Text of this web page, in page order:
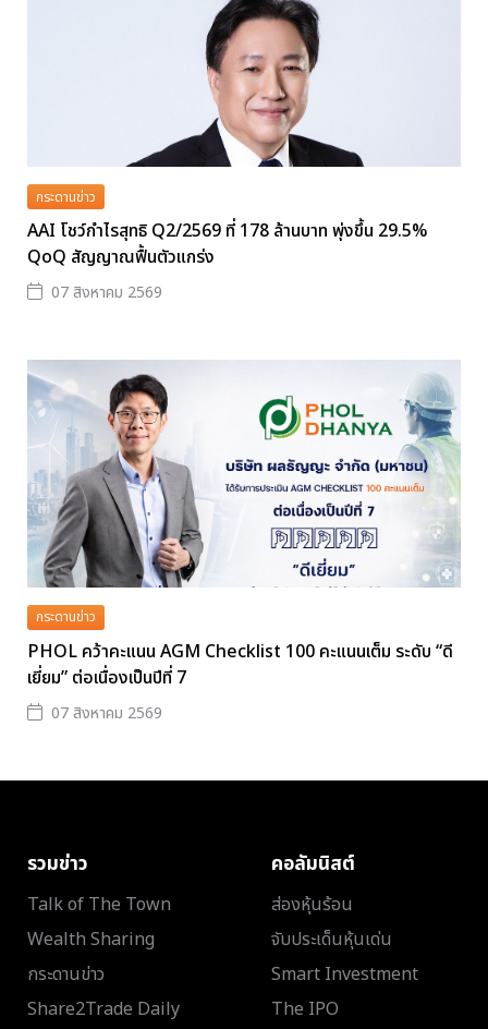
กระดานข่าว
AAI โชว์กำไรสุทธิ Q2/2569 ที่ 178 ล้านบาท พุ่งขึ้น 29.5%
QoQ สัญญาณฟื้นตัวแกร่ง
07 สิงหาคม 2569
กระดานข่าว
PHOL คว้าคะแนน AGM Checklist 100 คะแนนเต็ม ระดับ “ดี
เยี่ยม” ต่อเนื่องเป็นปีที่ 7
07 สิงหาคม 2569
รวมข่าว
Talk of The Town
Wealth Sharing
กระดานข่าว
Share2Trade Daily
คอลัมนิสต์
ส่องหุ้นร้อน
จับประเด็นหุ้นเด่น
Smart Investment
The IPO